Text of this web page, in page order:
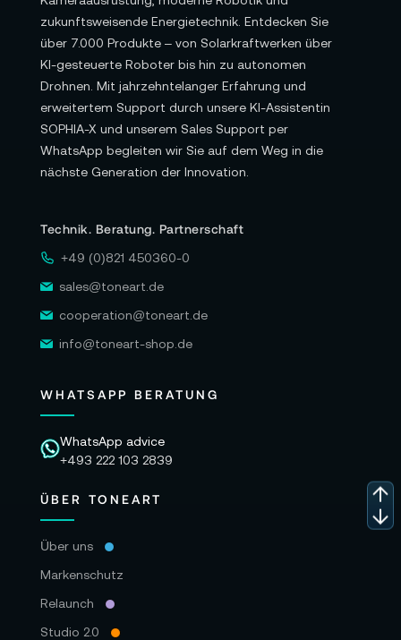
zukunftsweisende Energietechnik. Entdecken Sie
über 7.000 Produkte – von Solarkraftwerken über
KI-gesteuerte Roboter bis hin zu autonomen
Drohnen. Mit jahrzehntelanger Erfahrung und
erweitertem Support durch unsere KI-Assistentin
SOPHIA-X und unserem Sales Support per
WhatsApp begleiten wir Sie auf dem Weg in die
nächste Generation der Innovation.
Technik. Beratung. Partnerschaft
+49 (0)821 450360-0
sales@toneart.de
cooperation@toneart.de
info@toneart-shop.de
WHATSAPP BERATUNG
WhatsApp advice
+493 222 103 2839
ÜBER TONEART
Über uns
Markenschutz
Relaunch
Studio 2.0